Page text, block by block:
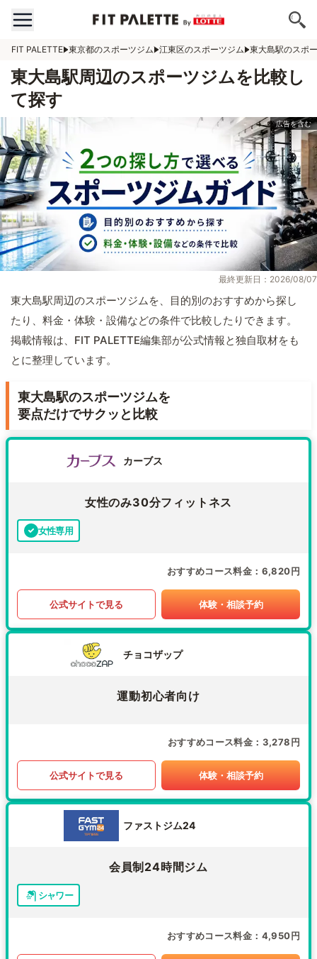
FIT PALETTE 東京都のスポーツジム 江東区のスポーツジム 東大島駅のスポ
東大島駅周辺のスポーツジムを比較し
て探す
最終更新日：2026/08/07
東大島駅周辺のスポーツジムを、目的別のおすすめから探し
たり、料金・体験・設備などの条件で比較したりできます。
掲載情報は、FIT PALETTE編集部が公式情報と独自取材をも
とに整理しています。
東大島駅のスポーツジムを
要点だけでサクッと比較
カーブス
女性のみ30分フィットネス
女性専用
おすすめコース料金 6,820円
公式サイトで見る 体験・相談予約
チョコザップ
運動初心者向け
おすすめコース料金 3,278円
公式サイトで見る 体験・相談予約
ファストジム24
会員制24時間ジム
シャワー
おすすめコース料金 4,950円